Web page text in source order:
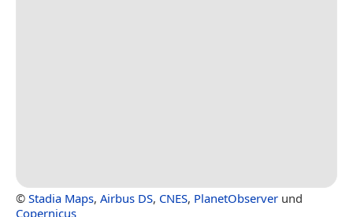
© Stadia Maps, Airbus DS, CNES, PlanetObserver und
Copernicus